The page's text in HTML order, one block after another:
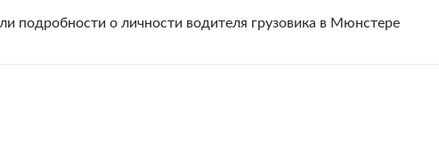
подробности о личности водителя грузовика в Мюнстере